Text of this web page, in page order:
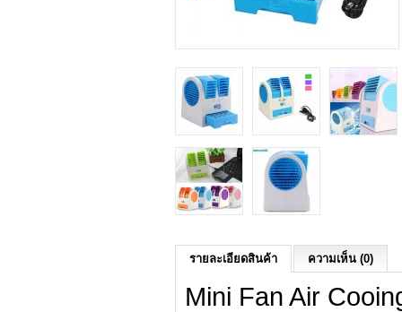
รายละเอียดสินค้า ความเห็น (0)
Mini Fan Air